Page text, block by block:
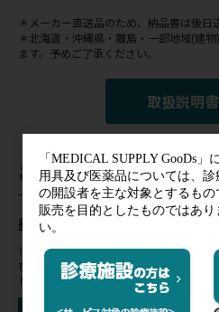
＊メーカー直送品のため、納品書は後日
＊北海道・沖縄県・離島・一部地域(建
ます。予めご了承ください。
取扱説明
ご注文
垂直電動MFWタイプ
※在庫状況表示はあくまでも目安となり
在庫切れの場合はお時間を頂く場合がご
りの登録にはログインが必要です。